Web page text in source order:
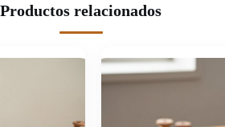
Productos relacionados